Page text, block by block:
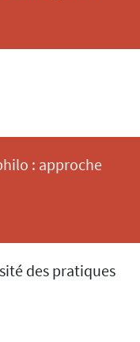
: approche
des pratiques